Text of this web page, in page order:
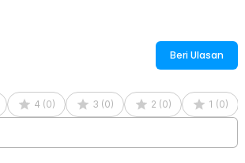
Beri Ulasan
4 (0) 3 (0) 2 (0) 1 (0)